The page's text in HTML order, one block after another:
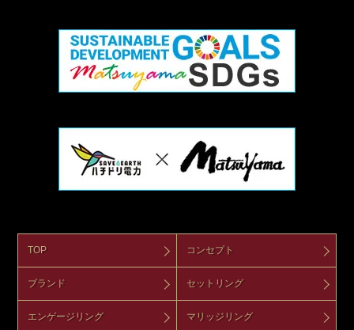
TOP コンセプト
ブランド セットリング
エンゲージリング マリッジリング